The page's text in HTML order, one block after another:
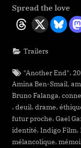
Spread the love
Trailers
Tags:
"Another End",
Amina Ben-Smail,
Bruno Falanga,
, deuil, drame,
futur proche, Gael
identité, Indigo Film,
mélancolique,